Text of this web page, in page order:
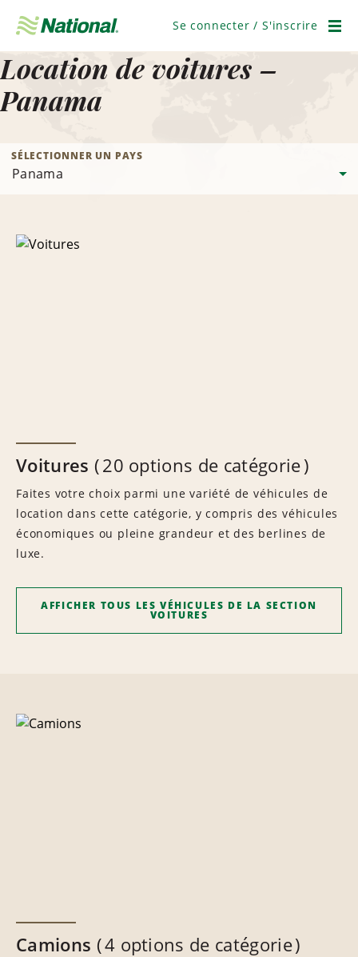
navigation
Se connecter / S'inscrire
Location de voitures –
Panama
SÉLECTIONNER UN PAYS
Voitures 20 options de catégorie
Faites votre choix parmi une variété de véhicules de
location dans cette catégorie, y compris des véhicules
économiques ou pleine grandeur et des berlines de
luxe.
AFFICHER TOUS LES VÉHICULES DE LA SECTION
VOITURES
Camions 4 options de catégorie